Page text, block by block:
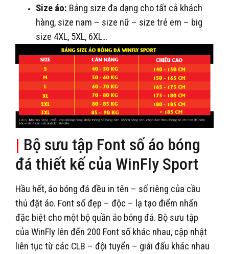
Size áo: Bảng size đa dạng cho tất cả khách
hàng, size nam – size nữ – size trẻ em – big
size 4XL, 5XL, 6XL…
| Bộ sưu tập Font số áo bóng
đá thiết kế của WinFly Sport
Hầu hết, áo bóng đá đều in tên – số riêng của cầu
thủ đặt áo. Font số đẹp – độc – lạ tạo điểm nhấn
đặc biệt cho một bộ quần áo bóng đá. Bộ sưu tập
của WinFly lên đến 200 Font số khác nhau, cập nhật
liên tục từ các CLB – đội tuyển – giải đấu khác nhau